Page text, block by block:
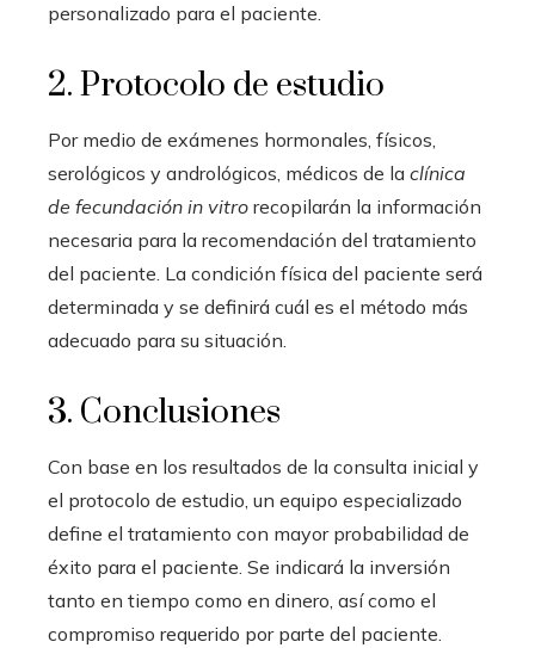
personalizado para el paciente.
2. Protocolo de estudio
Por medio de exámenes hormonales, físicos,
serológicos y andrológicos, médicos de la clínica
de fecundación in vitro recopilarán la información
necesaria para la recomendación del tratamiento
del paciente. La condición física del paciente será
determinada y se definirá cuál es el método más
adecuado para su situación.
3. Conclusiones
Con base en los resultados de la consulta inicial y
el protocolo de estudio, un equipo especializado
define el tratamiento con mayor probabilidad de
éxito para el paciente. Se indicará la inversión
tanto en tiempo como en dinero, así como el
compromiso requerido por parte del paciente.